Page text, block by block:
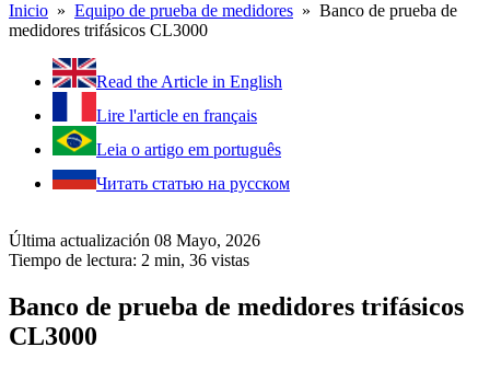
Inicio » Equipo de prueba de medidores » Banco de prueba de
medidores trifásicos CL3000
Read the Article in English
Lire l'article en français
Leia o artigo em português
Читать статью на русском
Última actualización 08 Mayo, 2026
Tiempo de lectura: 2 min, 36 vistas
Banco de prueba de medidores trifásicos
CL3000